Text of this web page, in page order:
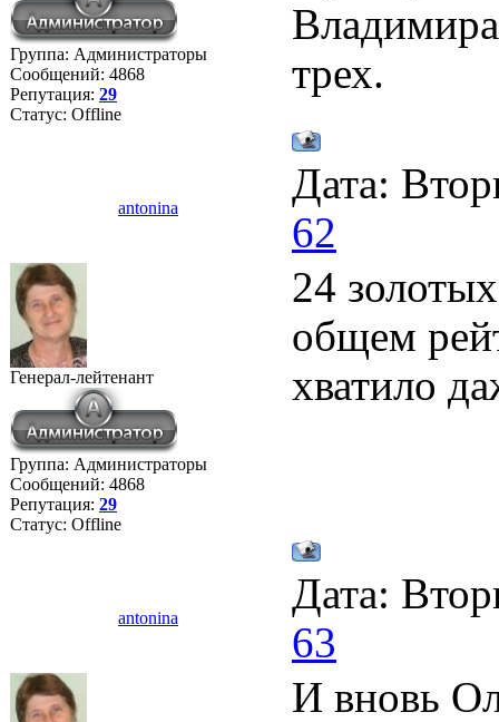
Группа: Администраторы
Сообщений: 4868
Репутация: 29
Статус: Offline
трех.
antonina
Дата:
62
Генерал-лейтенант
Группа: Администраторы
Сообщений: 4868
Репутация: 29
Статус: Offline
24
общем
хватило
antonina
Дата:
63
И вновь